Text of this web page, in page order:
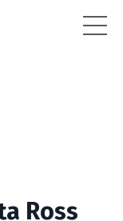
Ross